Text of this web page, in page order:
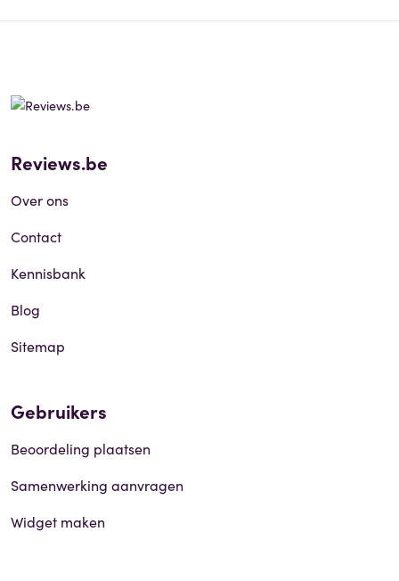
Reviews.be
Over ons
Contact
Kennisbank
Blog
Sitemap
Gebruikers
Beoordeling plaatsen
Samenwerking aanvragen
Widget maken